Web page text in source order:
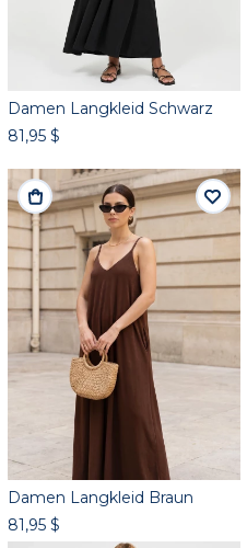
Damen Langkleid Schwarz
81,95 $
Damen Langkleid Braun
81,95 $